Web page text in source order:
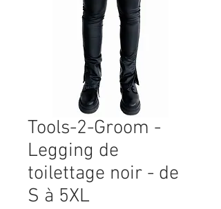
Tools-2-Groom -
Legging de
toilettage noir - de
S à 5XL